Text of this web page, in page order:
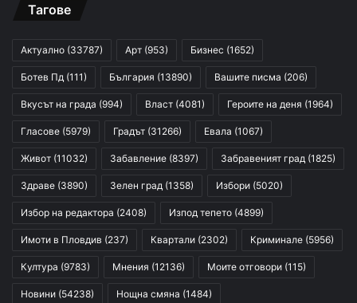
Тагове
Актуално (33787) Арт (953) Бизнес (1652)
Ботев Пд (111) България (13890) Вашите писма (206)
Вкусът на града (994) Власт (4081) Героите на деня (1964)
Гласове (5979) Градът (31266) Евала (1067)
Живот (11032) Забавление (8397) Забравеният град (1825)
Здраве (3890) Зелен град (1358) Избори (5020)
Избор на редактора (2408) Изпод тепето (4899)
Имоти в Пловдив (237) Квартали (2302) Криминале (5956)
Култура (9783) Мнения (12136) Моите отговори (115)
Новини (54238) Нощна смяна (1484)